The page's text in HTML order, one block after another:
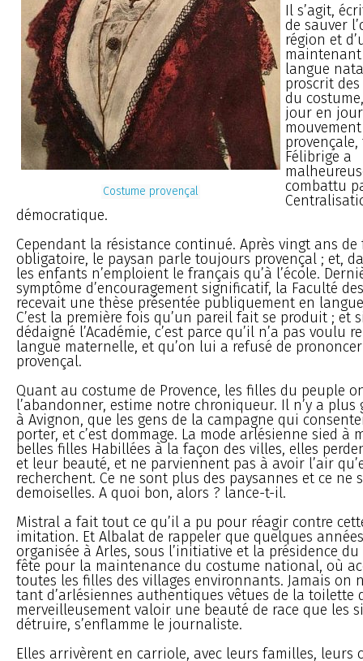
Costume provençal
Il s’agit,
de sauver
région et
maintenant
langue
proscrit
du
jour en
Félibrige a
combattu
démocratique.
Cependant la résistance continué. Après vingt ans de
obligatoire, le paysan parle toujours provençal ; et,
les enfants n’emploient le français qu’à l’école.
symptôme d’encouragement significatif, la Faculté
recevait une thèse présentée publiquement en
C’est la première fois qu’un pareil fait se produit ; et
dédaigné l’Académie, c’est parce qu’il n’a pas voulu
langue maternelle, et qu’on lui a refusé de
provençal.
Quant au costume de Provence, les filles du peuple
l’abandonner, estime notre chroniqueur. Il n’y a plus
à Avignon, que les gens de la campagne qui
porter, et c’est dommage. La mode arlésienne sied à
belles filles Habillées à la façon des villes, elles
et leur beauté, et ne parviennent pas à avoir l’air
recherchent. Ce ne sont plus des paysannes et ce ne
demoiselles. A quoi bon, alors ? lance-t-il.
Mistral a fait tout ce qu’il a pu pour réagir contre
imitation. Et Albalat de rappeler que quelques
organisée à Arles, sous l’initiative et la présidence
fête pour la maintenance du costume national, où
toutes les filles des villages environnants. Jamais on
tant d’arlésiennes authentiques vêtues de la toilette
merveilleusement valoir une beauté de race que les
détruire, s’enflamme le journaliste.
Elles arrivèrent en carriole, avec leurs familles, leurs